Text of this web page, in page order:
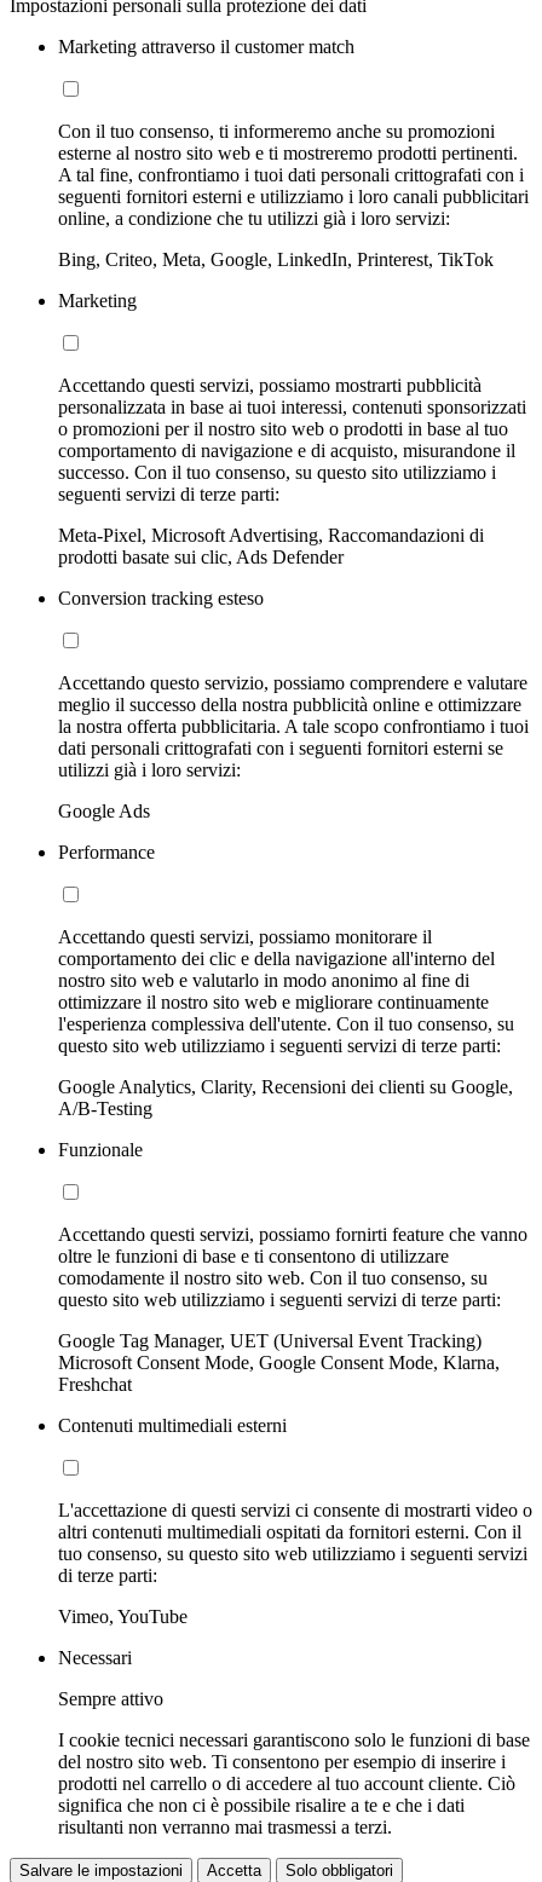
Impostazioni personali sulla protezione dei dati
Marketing attraverso il customer match
Con il tuo consenso, ti informeremo anche su promozioni
esterne al nostro sito web e ti mostreremo prodotti pertinenti.
A tal fine, confrontiamo i tuoi dati personali crittografati con i
seguenti fornitori esterni e utilizziamo i loro canali pubblicitari
online, a condizione che tu utilizzi già i loro servizi:
Bing, Criteo, Meta, Google, LinkedIn, Printerest, TikTok
Marketing
Accettando questi servizi, possiamo mostrarti pubblicità
personalizzata in base ai tuoi interessi, contenuti sponsorizzati
o promozioni per il nostro sito web o prodotti in base al tuo
comportamento di navigazione e di acquisto, misurandone il
successo. Con il tuo consenso, su questo sito utilizziamo i
seguenti servizi di terze parti:
Meta-Pixel, Microsoft Advertising, Raccomandazioni di
prodotti basate sui clic, Ads Defender
Conversion tracking esteso
Accettando questo servizio, possiamo comprendere e valutare
meglio il successo della nostra pubblicità online e ottimizzare
la nostra offerta pubblicitaria. A tale scopo confrontiamo i tuoi
dati personali crittografati con i seguenti fornitori esterni se
utilizzi già i loro servizi:
Google Ads
Performance
Accettando questi servizi, possiamo monitorare il
comportamento dei clic e della navigazione all'interno del
nostro sito web e valutarlo in modo anonimo al fine di
ottimizzare il nostro sito web e migliorare continuamente
l'esperienza complessiva dell'utente. Con il tuo consenso, su
questo sito web utilizziamo i seguenti servizi di terze parti:
Google Analytics, Clarity, Recensioni dei clienti su Google,
A/B-Testing
Funzionale
Accettando questi servizi, possiamo fornirti feature che vanno
oltre le funzioni di base e ti consentono di utilizzare
comodamente il nostro sito web. Con il tuo consenso, su
questo sito web utilizziamo i seguenti servizi di terze parti:
Google Tag Manager, UET (Universal Event Tracking)
Microsoft Consent Mode, Google Consent Mode, Klarna,
Freshchat
Contenuti multimediali esterni
L'accettazione di questi servizi ci consente di mostrarti video o
altri contenuti multimediali ospitati da fornitori esterni. Con il
tuo consenso, su questo sito web utilizziamo i seguenti servizi
di terze parti:
Vimeo, YouTube
Necessari
Sempre attivo
I cookie tecnici necessari garantiscono solo le funzioni di base
del nostro sito web. Ti consentono per esempio di inserire i
prodotti nel carrello o di accedere al tuo account cliente. Ciò
significa che non ci è possibile risalire a te e che i dati
risultanti non verranno mai trasmessi a terzi.
Salvare le impostazioni Accetta Solo obbligatori